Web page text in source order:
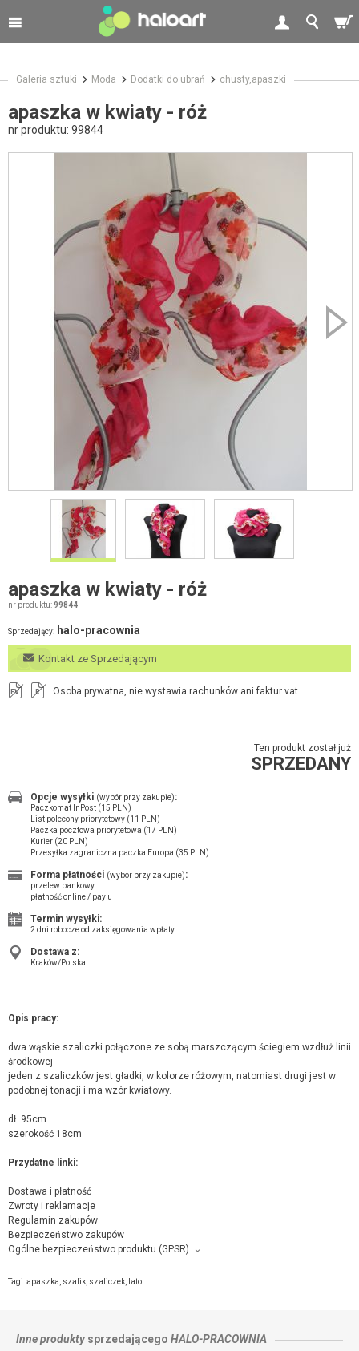
Galeria sztuki Moda Dodatki do ubrań chusty,apaszki
apaszka w kwiaty - róż
nr produktu: 99844
apaszka w kwiaty - róż
nr produktu:99844
Sprzedający: halo-pracownia
Kontakt ze Sprzedającym
FV R Osoba prywatna, nie wystawia rachunków ani faktur vat
Ten produkt został już
SPRZEDANY
Opcje wysyłki (wybór przy zakupie):
Paczkomat InPost (15 PLN)
List polecony priorytetowy (11 PLN)
Paczka pocztowa priorytetowa (17 PLN)
Kurier (20 PLN)
Przesyłka zagraniczna paczka Europa (35 PLN)
Forma płatności (wybór przy zakupie):
przelew bankowy
płatność online / pay u
Termin wysyłki:
2 dni robocze od zaksięgowania wpłaty
Dostawa z:
Kraków/Polska
Opis pracy:
dwa wąskie szaliczki połączone ze sobą marszczącym ściegiem wzdłuż linii
środkowej
jeden z szaliczków jest gładki, w kolorze różowym, natomiast drugi jest w
podobnej tonacji i ma wzór kwiatowy.
dł. 95cm
szerokość 18cm
Przydatne linki:
Dostawa i płatność
Zwroty i reklamacje
Regulamin zakupów
Bezpieczeństwo zakupów
Ogólne bezpieczeństwo produktu (GPSR)
halo-pracownia, Siostry Zimmer 10, 30-441 Kraków,
Tagi:apaszka szalik szaliczek lato
Inne produktysprzedającego HALO-PRACOWNIA